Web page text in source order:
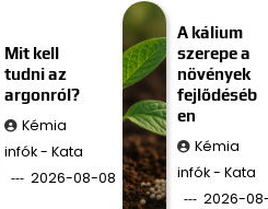
Mit kell
tudni az
argonról?
Kémia
infók - Kata
2026-08-08
A kálium
szerepe a
növények
fejlődéséb
en
Kémia
infók - Kata
2026-